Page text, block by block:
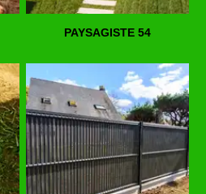
PAYSAGISTE 54